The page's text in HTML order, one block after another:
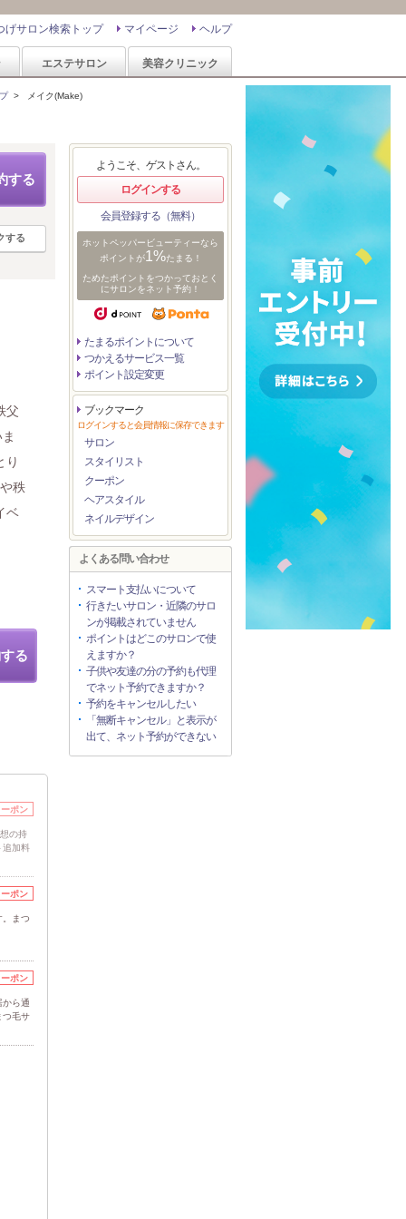
ヘルプ
マイページ
げサロン検索トップ
エステサロン 美容クリニック
> メイク(Make)
する
する
父
り
秩
ベ
る
ポン
の持
追加料
ポン
。まつ
ポン
から通
つ毛サ
ようこそ、ゲストさん。
ログインする
会員登録する（無料）
ホットペッパービューティーなら
ポイントが1%たまる！
ためたポイントをつかっておとく
にサロンをネット予約！
たまるポイントについて
つかえるサービス一覧
ポイント設定変更
ブックマーク
ログインすると会員情報に保存できます
サロン
スタイリスト
クーポン
ヘアスタイル
ネイルデザイン
よくある問い合わせ
スマート支払いについて
行きたいサロン・近隣のサロ
ンが掲載されていません
ポイントはどこのサロンで使
えますか？
子供や友達の分の予約も代理
でネット予約できますか？
予約をキャンセルしたい
「無断キャンセル」と表示が
出て、ネット予約ができない